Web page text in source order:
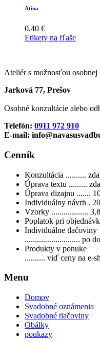
Atina
0,40 €
Etikety na fľaše
Ateliér s možnosťou osobnej
Jarková 77, Prešov
Osobné konzultácie alebo
Telefón: 0911 972 910
E-mail:
Cenník
Konzultácia ..........
Úprava textu .........
Úprava dizajnu .......
Individuálny návrh .
Vzorky ..................
Poplatok pri
Individuálne tlačoviny
........................... po
Produkty v ponuke
.......... viď ceny na e-
Menu
Domov
Svadobné oznámenia
Svadobné tlačoviny
Obálky
poukazy